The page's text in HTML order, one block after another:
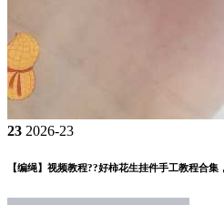
23 2026-23
【编绳】视频教程??好柿花生挂件手工教程合集